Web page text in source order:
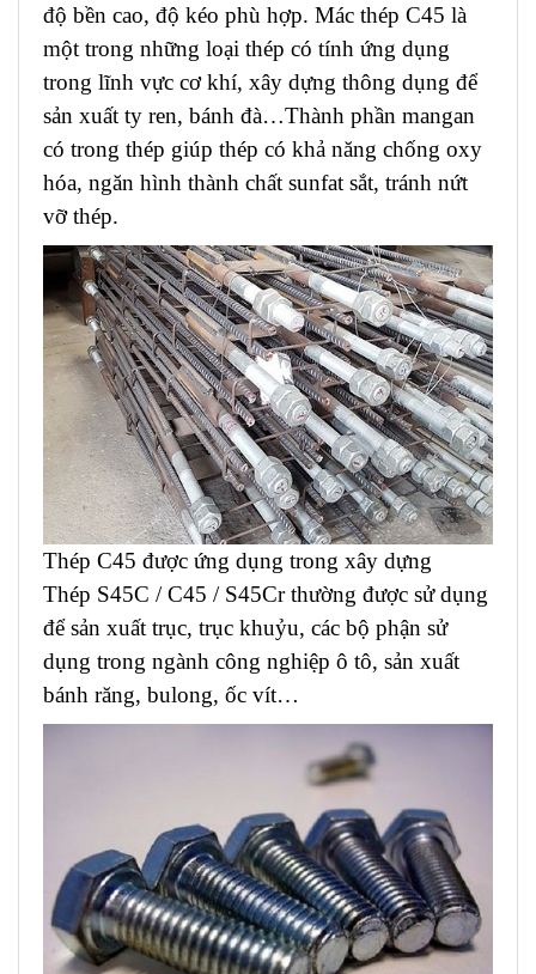
độ bền cao, độ kéo phù hợp. Mác thép C45 là
một trong những loại thép có tính ứng dụng
trong lĩnh vực cơ khí, xây dựng thông dụng để
sản xuất ty ren, bánh đà…Thành phần mangan
có trong thép giúp thép có khả năng chống oxy
hóa, ngăn hình thành chất sunfat sắt, tránh nứt
vỡ thép.
Thép C45 được ứng dụng trong xây dựng
Thép S45C / C45 / S45Cr thường được sử dụng
để sản xuất trục, trục khuỷu, các bộ phận sử
dụng trong ngành công nghiệp ô tô, sản xuất
bánh răng, bulong, ốc vít…